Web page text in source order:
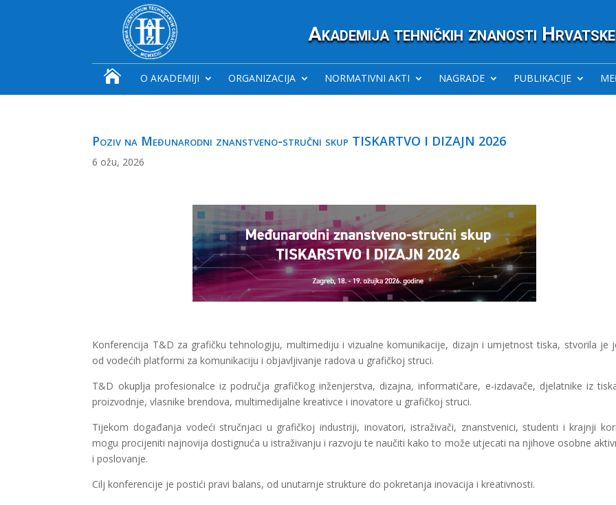
Akademija tehničkih znanosti Hrvatske
 O AKADEMIJI ORGANIZACIJA NORMATIVNI AKTI NAGRADE PUBLIKACIJE
Poziv na Međunarodni znanstveno-stručni skup TISKARTVO I DIZAJN 2026
6 ožu, 2026
Konferencija T&D za grafičku tehnologiju, multimediju i vizualne komunikacije, dizajn i umjetnost tiska, stvorila je
od vodećih platformi za komunikaciju i objavljivanje radova u grafičkoj struci.
T&D okuplja profesionalce iz područja grafičkog inženjerstva, dizajna, informatičare, e-izdavače, djelatnike iz
proizvodnje, vlasnike brendova, multimedijalne kreativce i inovatore u grafičkoj struci.
Tijekom događanja vodeći stručnjaci u grafičkoj industriji, inovatori, istraživači, znanstvenici, studenti i krajnji
mogu procijeniti najnovija dostignuća u istraživanju i razvoju te naučiti kako to može utjecati na njihove osobne
i poslovanje.
Cilj konferencije je postići pravi balans, od unutarnje strukture do pokretanja inovacija i kreativnosti.